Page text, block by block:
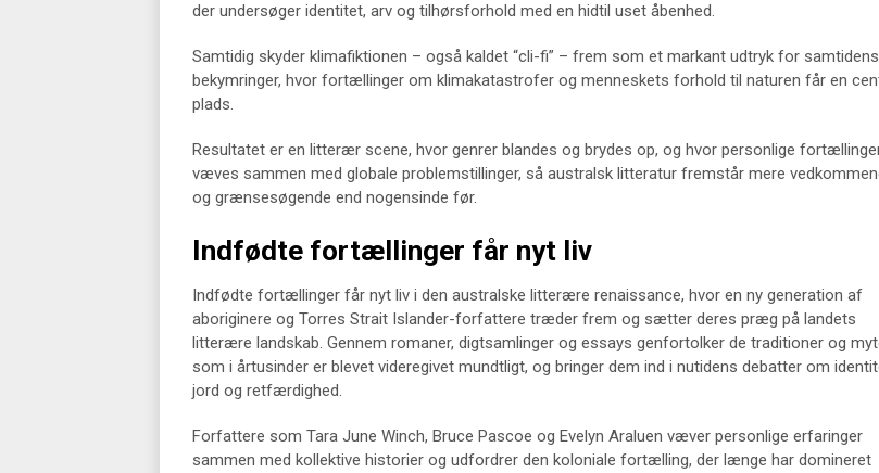
der undersøger identitet, arv og tilhørsforhold med en hidtil uset åbenhed.
Samtidig skyder klimafiktionen – også kaldet “cli-fi” – frem som et markant udtryk for samtidens
bekymringer, hvor fortællinger om klimakatastrofer og menneskets forhold til naturen får en
plads.
Resultatet er en litterær scene, hvor genrer blandes og brydes op, og hvor personlige
væves sammen med globale problemstillinger, så australsk litteratur fremstår mere
og grænsesøgende end nogensinde før.
Indfødte fortællinger får nyt liv
Indfødte fortællinger får nyt liv i den australske litterære renaissance, hvor en ny generation af
aboriginere og Torres Strait Islander-forfattere træder frem og sætter deres præg på landets
litterære landskab. Gennem romaner, digtsamlinger og essays genfortolker de traditioner og
som i årtusinder er blevet videregivet mundtligt, og bringer dem ind i nutidens debatter om
jord og retfærdighed.
Forfattere som Tara June Winch, Bruce Pascoe og Evelyn Araluen væver personlige erfaringer
sammen med kollektive historier og udfordrer den koloniale fortælling, der længe har domineret